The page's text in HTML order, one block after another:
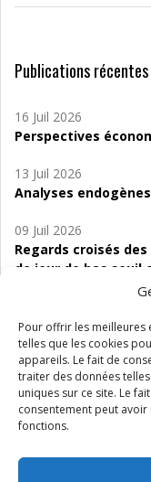
Pour offrir les meilleures
telles que les cookies
appareils. Le fait de
traiter des données
uniques sur ce site. Le
consentement peut
fonctions.
Publications récentes
16 Juil 2026
Perspectives
13 Juil 2026
Analyses
09 Juil 2026
Regards croisés
de jour de bas seuil
06 Juil 2026
Étude
d’accompagnement
01 Juil 2026
Pénurie du
Wallonie ?